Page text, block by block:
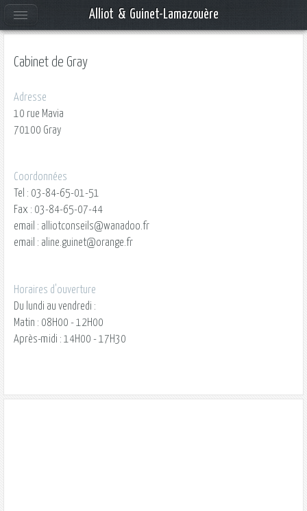
Cabinet de Gray
Adresse
10 rue Mavia
70100 Gray
Coordonnées
Tel : 03-84-65-01-51
Fax : 03-84-65-07-44
email : alliotconseils@wanadoo.fr
email : aline.guinet@orange.fr
Horaires d'ouverture
Du lundi au vendredi :
Matin : 08H00 - 12H00
Après-midi : 14H00 - 17H30
Alliot & Guinet-Lamazouère